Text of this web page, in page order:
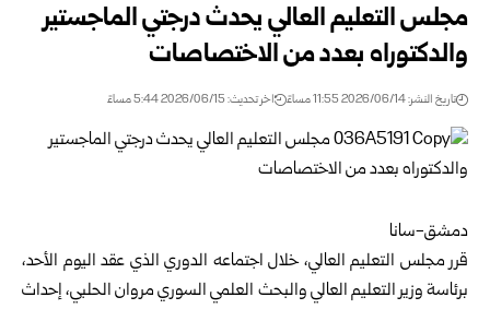
مجلس التعليم العالي يحدث درجتي الماجستير
والدكتوراه بعدد من الاختصاصات
تاريخ النشر: 2026/06/14 11:55 مساءً اخر تحديث: 2026/06/15 5:44 مساءً
دمشق-سانا‏
قررمجلس التعليم العالي، خلال اجتماعه الدوري الذي عقد اليوم الأحد،
برئاسة‏وزير التعليم العالي والبحث العلمي السوريمروان الحلبي، إحداث